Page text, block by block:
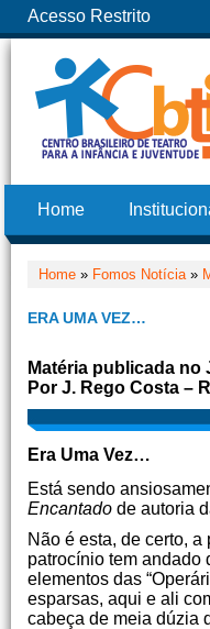
Acesso Restrito
Home
Home » Fomos Notícia»
ERA UMA VEZ…
Matéria publicada no
Por J. Rego Costa –
Era Uma Vez…
Está sendo
Encantado de autoria
Não é esta, de certo,
patrocínio tem andado
elementos das
esparsas, aqui e ali
cabeça de meia dúzia